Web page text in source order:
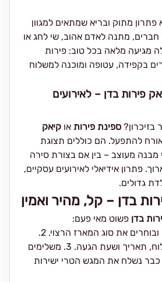
פתרון מתוק ובריא שמתאים למגוון
חברים, מתנה לאדם אהוב, שי לחג או
מגיעה מלאה בכל טוב: פירות
בקפידה, עטופה ומוכנה למשלוח
פירות בדן – לאירועים
ספינת פירות או קיאק
להתפעל. הם כוללים תצוגת
מבנה מעוצב – בין אם בצורת סירה
פתרון אידיאלי לאירועים עסקיים,
גדולים.
בדן – קל, מהיר ואמין
בדן פשוט מאי פעם:
1. נכנסים לאתר שלנו ובוחרים את סוג המארז הרצוי. 2.
מוסיפים כתובת למשלוח, תאריך ושעת הגעה. 3. משלימים
כבר נשלח את המגש הטרי ישירות